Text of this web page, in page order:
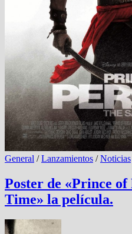
General /Lanzamientos /Noticias
Poster de «Prince of
Time» la película.